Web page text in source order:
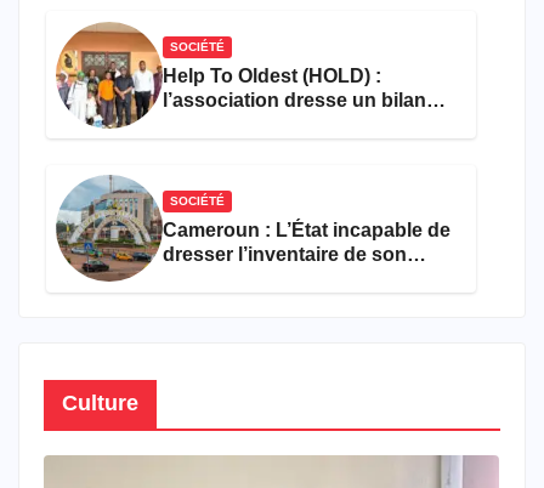
SOCIÉTÉ
Help To Oldest (HOLD) :
l’association dresse un bilan
SOCIÉTÉ
Cameroun : L’État incapable de
dresser l’inventaire de son
Culture